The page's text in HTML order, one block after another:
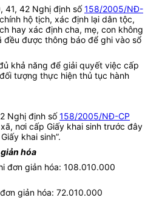
41, 42 Nghị định số158/2005/NĐ-
hộ tịch, xác định lại dân tộc,
hay xác định cha, mẹ, con không
được thông báo để ghi vào sổ
khả năng để giải quyết việc cấp
tượng thực hiện thủ tục hành
Nghị định số158/2005/NĐ-CP
nơi cấp Giấy khai sinh trước đây
khai sinh”.
hóa
đơn giản hóa: 108.010.000
giản hóa: 72.010.000